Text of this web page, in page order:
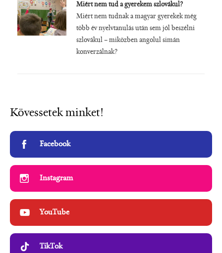
Miért nem tud a gyerekem szlovákul?
Miért nem tudnak a magyar gyerekek még
több év nyelvtanulás után sem jól beszélni
szlovákul – miközben angolul simán
konverzálnak?
Kövessetek minket!
Facebook
Instagram
YouTube
TikTok